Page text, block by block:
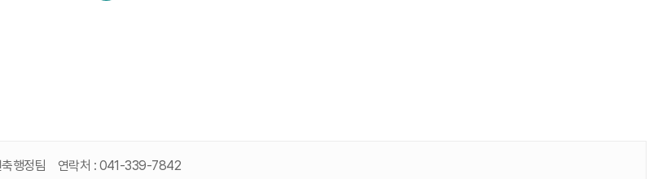
행정팀 연락처 : 041-339-7842